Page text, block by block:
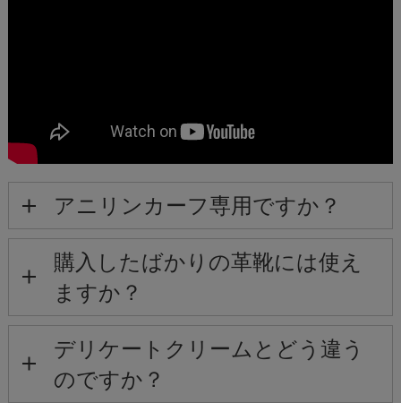
アニリンカーフ専用ですか？
購入したばかりの革靴には使え
ますか？
デリケートクリームとどう違う
のですか？